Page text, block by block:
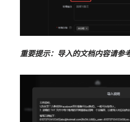
重要提示：导入的文档内容请参